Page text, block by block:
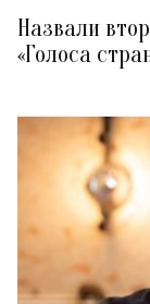
Назвали
«Голоса